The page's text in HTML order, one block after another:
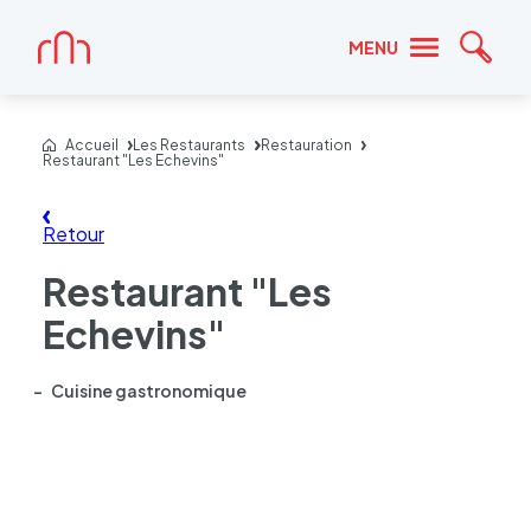
MENU
Accueil
Accueil Les Restaurants
Restauration
Restaurant "Les Echevins"
Retour
Restaurant "Les
Echevins"
Cuisine gastronomique